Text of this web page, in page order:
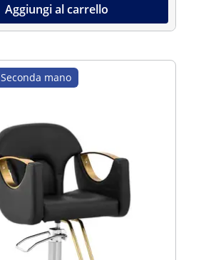
Aggiungi al carrello
Seconda mano